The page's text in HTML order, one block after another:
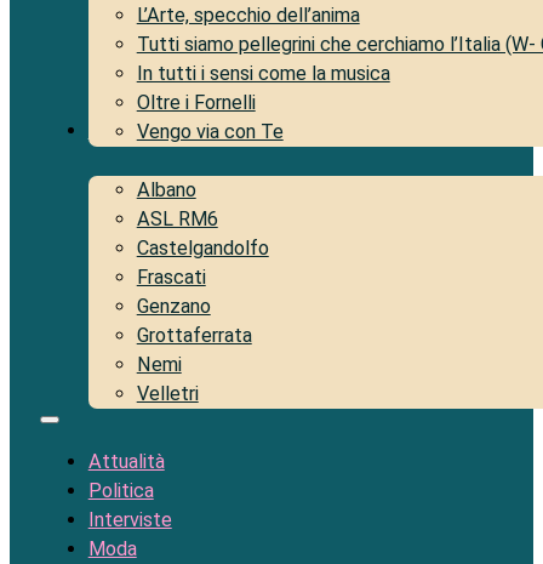
L’Arte, specchio dell’anima
Tutti siamo pellegrini che cerchiamo l’Italia (W-
In tutti i sensi come la musica
Oltre i Fornelli
Vengo via con Te
Territorio
Albano
ASL RM6
Castelgandolfo
Frascati
Genzano
Grottaferrata
Nemi
Velletri
Attualità
Politica
Interviste
Moda